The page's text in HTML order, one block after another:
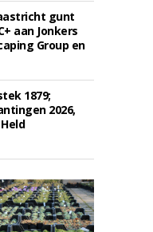
gunt
aan Jonkers
Group en
1879;
2026,